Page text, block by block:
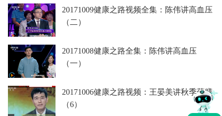
20171009健康之路视频全集：陈伟讲高血压
（二）
20171008健康之路全集：陈伟讲高血压
（一）
20171006健康之路视频：王晏美讲秋季药膳
（6）